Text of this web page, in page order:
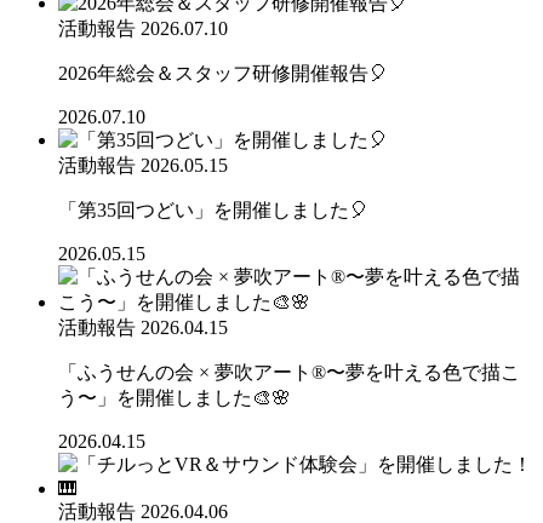
活動報告 2026.07.10
2026年総会＆スタッフ研修開催報告🎈
2026.07.10
活動報告 2026.05.15
「第35回つどい」を開催しました🎈
2026.05.15
活動報告 2026.04.15
「ふうせんの会 × 夢吹アート®〜夢を叶える色で描こ
う〜」を開催しました🎨🌸
2026.04.15
活動報告 2026.04.06